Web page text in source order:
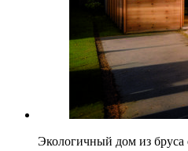
Экологичный дом из